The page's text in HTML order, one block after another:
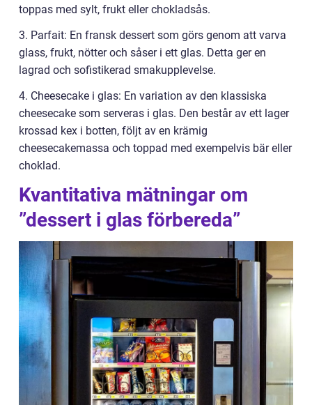
toppas med sylt, frukt eller chokladsås.
3. Parfait: En fransk dessert som görs genom att varva
glass, frukt, nötter och såser i ett glas. Detta ger en
lagrad och sofistikerad smakupplevelse.
4. Cheesecake i glas: En variation av den klassiska
cheesecake som serveras i glas. Den består av ett lager
krossad kex i botten, följt av en krämig
cheesecakemassa och toppad med exempelvis bär eller
choklad.
Kvantitativa mätningar om
”dessert i glas förbereda”